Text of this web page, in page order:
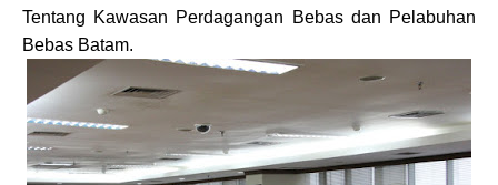
Tentang Kawasan Perdagangan Bebas dan Pelabuhan
Bebas Batam.